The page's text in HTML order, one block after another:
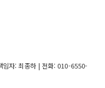
임자: 최종하 | 전화: 010-6550-